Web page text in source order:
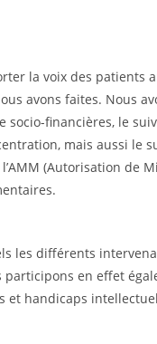
la voix des patients
avons faites. Nous
financières, le
mais aussi le
(Autorisation de
les différents
en effet
et handicaps